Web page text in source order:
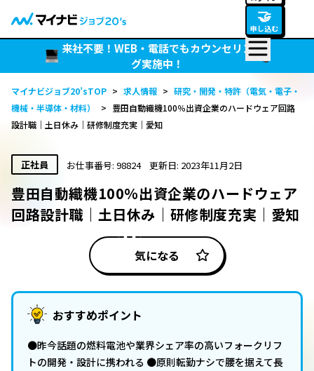
🤝
申し込む
来社不要！WEB・電話でもカウンセリン
グ実施中！
マイナビジョブ20’sTOP > 求人情報 > 研究・開発・特許（電気・電子・
機械・半導体・材料）
> 豊田自動織機100％出資企業のハードウェア回路
設計職｜土日休み｜研修制度充実｜愛知
正社員 お仕事番号: 98824 更新日: 2023年11月2日
豊田自動織機100％出資企業のハードウェア
回路設計職｜土日休み｜研修制度充実｜愛知
気になる
おすすめポイント
●昨今話題の燃料電池や業界シェア率の高いフォークリフ
トの開発・設計に携われる ●原則転勤ナシで腰を据えて長